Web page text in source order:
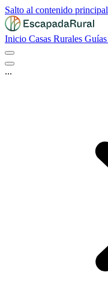
Salto al contenido principal
Inicio Casas Rurales Guías
...